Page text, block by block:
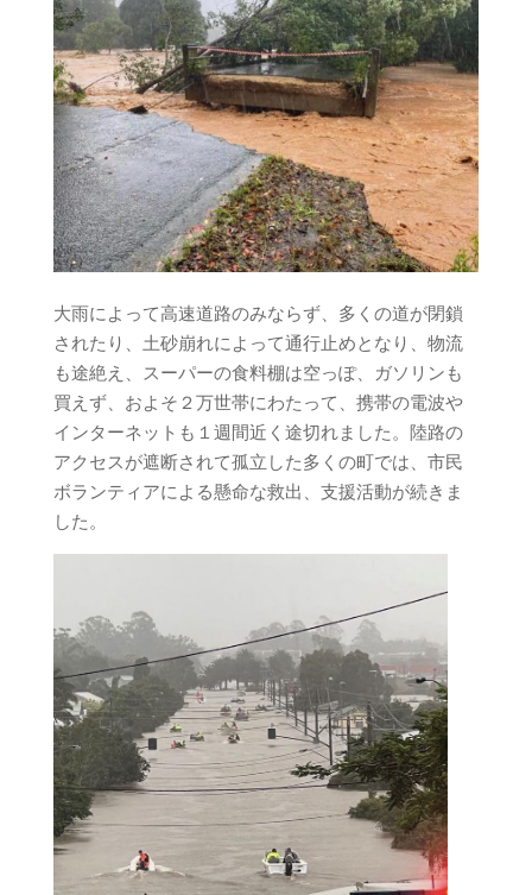
大雨によって高速道路のみならず、多くの道が閉鎖
されたり、土砂崩れによって通行止めとなり、物流
も途絶え、スーパーの食料棚は空っぽ、ガソリンも
買えず、およそ２万世帯にわたって、携帯の電波や
インターネットも１週間近く途切れました。陸路の
アクセスが遮断されて孤立した多くの町では、市民
ボランティアによる懸命な救出、支援活動が続きま
した。